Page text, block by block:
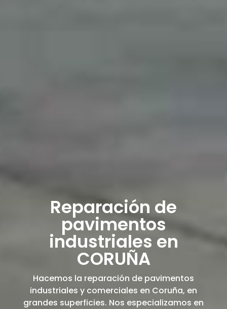
Reparación de
pavimentos
industriales en
CORUÑA
Hacemos la reparación de pavimentos
industriales y comerciales en Coruña, en
grandes superficies. Nos especializamos en